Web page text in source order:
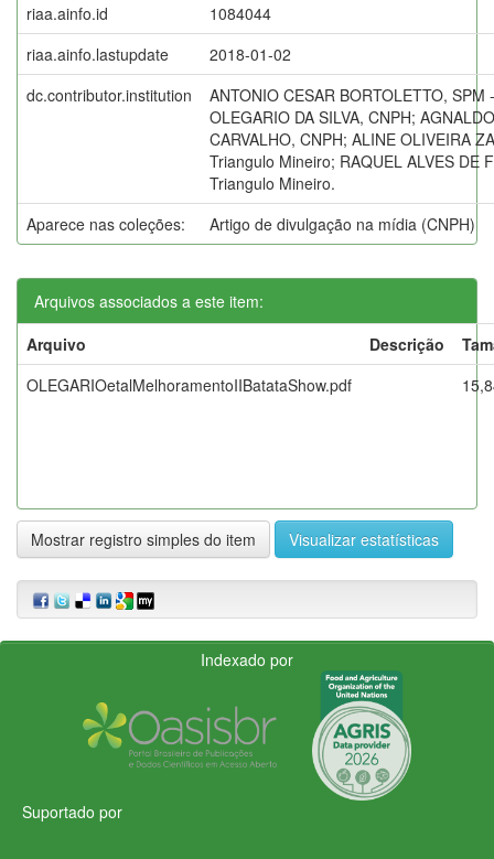
riaa.ainfo.id
1084044
riaa.ainfo.lastupdate
2018-01-02
dc.contributor.institution
ANTONIO CESAR BORTOLETTO, SPM
OLEGARIO DA SILVA, CNPH;
CARVALHO, CNPH; ALINE OLIVEIRA
Triangulo Mineiro; RAQUEL ALVES DE
Triangulo Mineiro.
Aparece nas coleções:
Artigo de divulgação na mídia (CNPH)
Arquivos associados a este item:
Arquivo
Descrição
OLEGARIOetalMelhoramentoIIBatataShow.pdf
Mostrar registro simples do item Visualizar estatísticas
Indexado por
Suportado por